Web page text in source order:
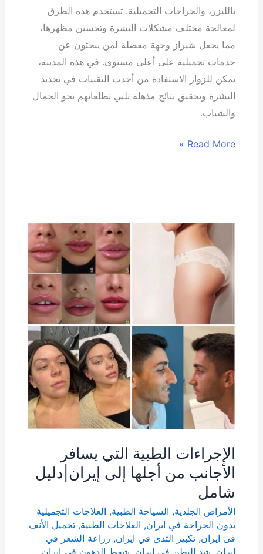
بالليزر، والجراحات التجميلية. تستخدم هذه الطرق
لمعالجة مختلف مشكلات البشرة وتحسين مظهرها،
مما يجعل شيراز وجهة مفضلة لمن يبحثون عن
خدمات تجميلية على أعلى مستوى. في هذه المدينة،
يمكن للزوار الاستفادة من أحدث التقنيات في تجديد
البشرة وتحقيق نتائج مذهلة تلبي تطلعاتهم نحو الجمال
والشباب.
Read More »
الإجراءات الطبية التي يسافر
الأجانب من أجلها إلى إيران|دليل
شامل
الأمراض الجلدية, السياحة الطبية, العلاجات التجميلية
بدون الجراحة في ايران, العلاجات الطبية,تجمیل الأنف
فی ایران,تكبير الثدي في ايران, زراعة الشعر في
ايران شد البطن في ايران شفط الدهون في ايران
الإجراءات
الطبية
التي
يسافر
الأجانب
أجلها
إلى
إيران|
دليل
شامل